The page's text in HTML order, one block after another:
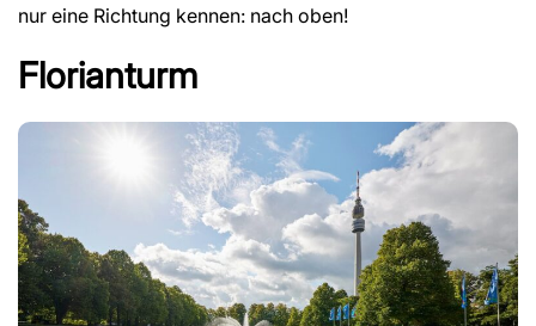
nur eine Richtung kennen: nach oben!
Florianturm